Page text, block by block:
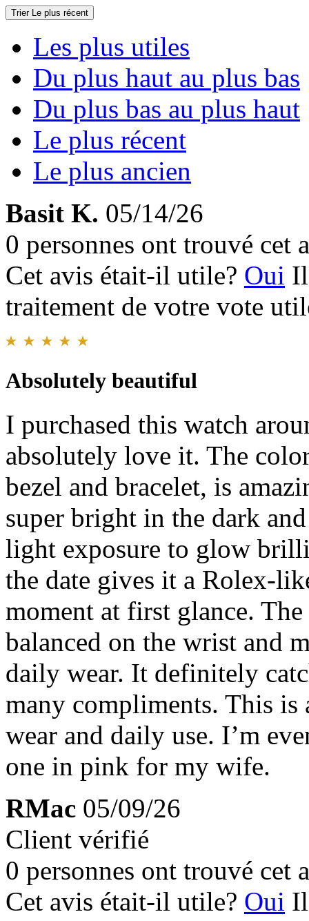
Trier Le plus récent
Les plus utiles
Du plus haut au plus bas
Du plus bas au plus haut
Le plus récent
Le plus ancien
Basit K. 05/14/26
0 personnes ont trouvé cet
Cet avis était-il utile? Oui
traitement de votre vote
Absolutely beautiful
I purchased this watch
absolutely love it. The
bezel and bracelet, is
super bright in the dark
light exposure to glow
the date gives it a Rolex-
moment at first glance.
balanced on the wrist and
daily wear. It definitely
many compliments. This is
wear and daily use. I’m
one in pink for my wife.
RMac 05/09/26
Client vérifié
0 personnes ont trouvé cet
Cet avis était-il utile? Oui